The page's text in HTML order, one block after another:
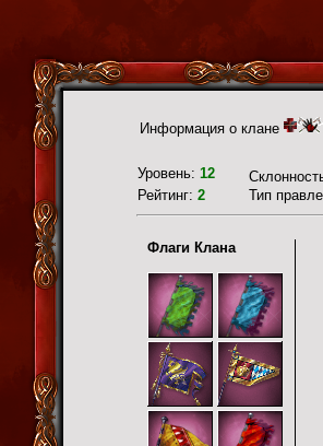
Информация о клане
Уровень: 12
Рейтинг: 2 Тип
Флаги Клана